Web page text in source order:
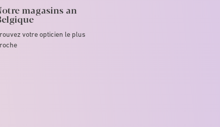
magasins an
votre opticien le plus